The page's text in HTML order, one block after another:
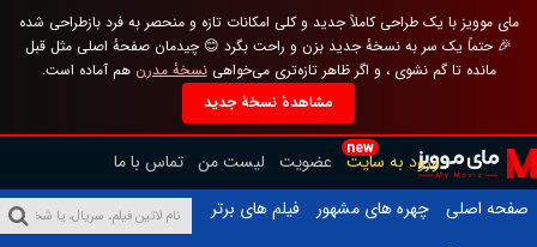
مای موویز با یک طراحی کاملاً جدید و کلی امکانات تازه و منحصر به فرد بازطراحی شده
🎉 حتماً یک سر به نسخهٔ جدید بزن و راحت بگرد 😊 چیدمان صفحهٔ اصلی مثل قبل
مانده تا گم نشوی ، و اگر ظاهر تازه‌تری می‌خواهینسخهٔ مدرن هم آماده است.
مشاهدهٔ نسخهٔ جدید
new
ورود به سایت عضویت لیست من تماس با ما
صفحه اصلی
چهره های مشهور
فیلم های برتر